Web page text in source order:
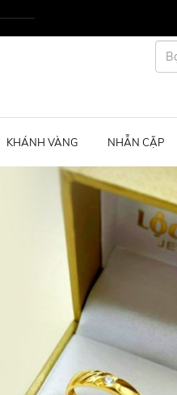
KHÁNH VÀNG NHẪN CẶP